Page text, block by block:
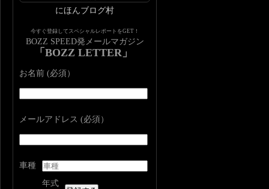
にほんブログ村
今すぐ登録してスペシャルレポートをGET！
BOZZ SPEED発メールマガジン
「BOZZ LETTER」
お名前 (必須）
メールアドレス (必須）
車種
年式